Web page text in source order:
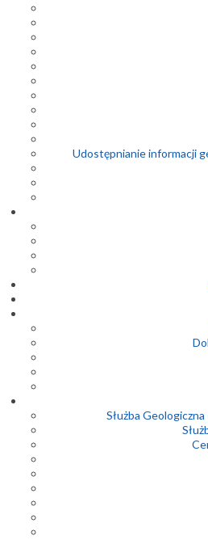
Udostępnianie informacji
Służba